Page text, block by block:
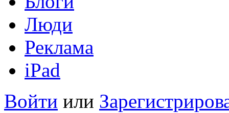
Люди
Реклама
iPad
Войти или